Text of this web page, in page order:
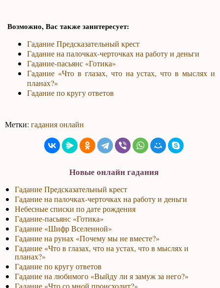
Возможно, Вас также заинтересует:
Гадание Предсказательный крест
Гадание на палочках-черточках на работу и деньги
Гадание-пасьянс «Готика»
Гадание «Что в глазах, что на устах, что в мыслях и
планах?»
Гадание по кругу ответов
Метки:гадания онлайн
Новые онлайн гадания
Гадание Предсказательный крест
Гадание на палочках-черточках на работу и деньги
Небесные списки по дате рождения
Гадание-пасьянс «Готика»
Гадание «Шифр Вселенной»
Гадание на рунах «Почему мы не вместе?»
Гадание «Что в глазах, что на устах, что в мыслях и
планах?»
Гадание по кругу ответов
Гадание на любимого «Выйду ли я замуж за него?»
Гадание «Что со мной происходит?»